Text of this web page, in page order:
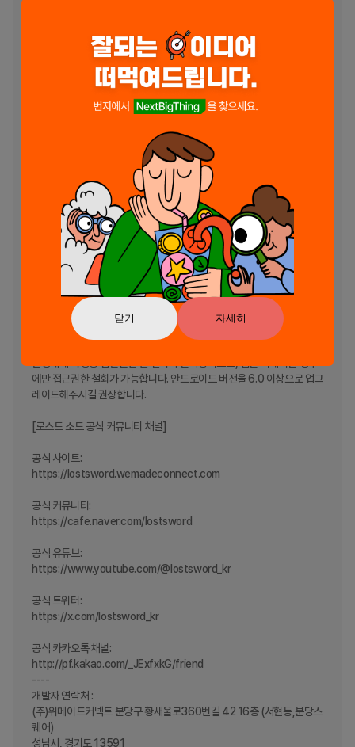
닫기 자세히
- 기기: 갤럭시 S9 이상
- RAM : 4GB 이상
앱 이용 시 아래와 같은 서비스를 제공하기 위해 접근 권한을 요청하고 있
전화: 이어폰과 같은 무선 기기의 블루투스 연결을 위하여 사용합니다.
알림: 앱이 서비스와 관련된 알람을 게시하도록 허용합니다.
*선택적 접근권한 허용에 동의하지 않아도 서비스 이용이 가능합니다.
[스마트폰 앱 접근권한 철회 방법]
▶안드로이드 6.0 이상:
- 접근권한별 철회: 단말기 설정 > 앱 > 더보기(설정 및 제어) > 앱 설정 >
앱 권한 > 해당 접근권한 선택 > 접근권한 동의 또는 철회 선택
- 앱별 철회: 단말기 설정 > 앱 > 해당 앱 선택 > 권한 선택 > 접근권한 동
의 또는 철회 선택
에만 접근권한 철회가 가능합니다. 안드로이드 버전을 6.0 이상으로 업그
레이드해주시길 권장합니다.
[로스트 소드 공식 커뮤니티 채널]
공식 사이트:
https://lostsword.wemadeconnect.com
공식 커뮤니티:
https://cafe.naver.com/lostsword
공식 유튜브:
https://www.youtube.com/@lostsword_kr
공식 트위터:
https://x.com/lostsword_kr
공식 카카오톡 채널:
http://pf.kakao.com/_JExfxkG/friend
----
개발자 연락처 :
(주)위메이드커넥트 분당구 황새울로360번길 42 16층 (서현동,분당스
퀘어)
성남시, 경기도 13591